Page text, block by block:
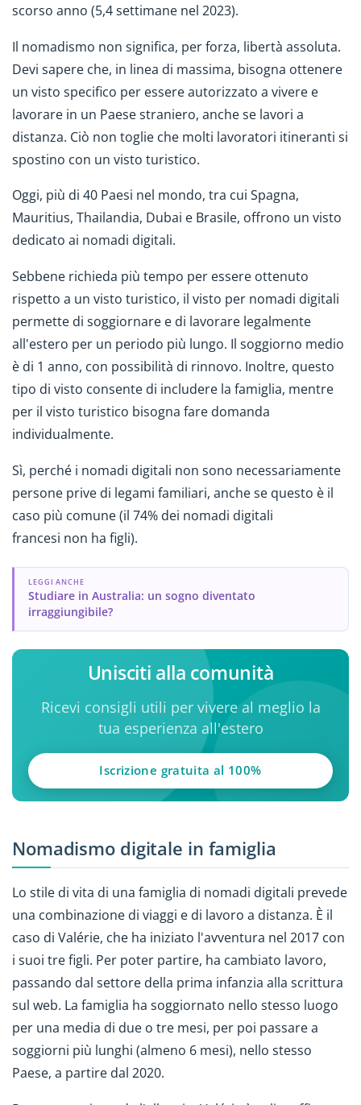
scorso anno (5,4 settimane nel 2023).
Il nomadismo non significa, per forza, libertà assoluta.
Devi sapere che, in linea di massima, bisogna ottenere
un visto specifico per essere autorizzato a vivere e
lavorare in un Paese straniero, anche se lavori a
distanza. Ciò non toglie che molti lavoratori itineranti si
spostino con un visto turistico.
Oggi, più di 40 Paesi nel mondo, tra cui Spagna,
Mauritius, Thailandia, Dubai e Brasile, offrono un visto
dedicato ai nomadi digitali.
Sebbene richieda più tempo per essere ottenuto
rispetto a un visto turistico, il visto per nomadi digitali
permette di soggiornare e di lavorare legalmente
all'estero per un periodo più lungo. Il soggiorno medio
è di 1 anno, con possibilità di rinnovo. Inoltre, questo
tipo di visto consente di includere la famiglia, mentre
per il visto turistico bisogna fare domanda
individualmente.
Sì, perché i nomadi digitali non sono necessariamente
persone prive di legami familiari, anche se questo è il
caso più comune (il 74% dei nomadi digitali
francesi non ha figli).
LEGGI ANCHE
Studiare in Australia: un sogno diventato
irraggiungibile?
Unisciti alla comunità
Ricevi consigli utili per vivere al meglio la
tua esperienza all'estero
Iscrizione gratuita al 100%
Nomadismo digitale in famiglia
Lo stile di vita di una famiglia di nomadi digitali prevede
una combinazione di viaggi e di lavoro a distanza. È il
caso di Valérie, che ha iniziato l'avventura nel 2017 con
i suoi tre figli. Per poter partire, ha cambiato lavoro,
passando dal settore della prima infanzia alla scrittura
sul web. La famiglia ha soggiornato nello stesso luogo
per una media di due o tre mesi, per poi passare a
soggiorni più lunghi (almeno 6 mesi), nello stesso
Paese, a partire dal 2020.